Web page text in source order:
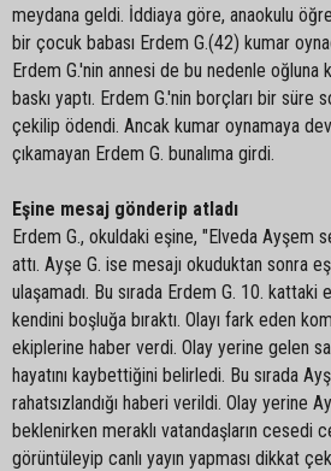
meydana geldi. İddiaya göre, anaokulu
bir çocuk babası Erdem G.(42) kumar
Erdem G.'nin annesi de bu nedenle oğluna
baskı yaptı. Erdem G.'nin borçları bir süre
çekilip ödendi. Ancak kumar oynamaya
çıkamayan Erdem G. bunalıma girdi.
Eşine mesaj gönderip atladı
Erdem G., okuldaki eşine, "Elveda Ayşem
attı. Ayşe G. ise mesajı okuduktan sonra
ulaşamadı. Bu sırada Erdem G. 10. kattaki
kendini boşluğa bıraktı. Olayı fark eden
ekiplerine haber verdi. Olay yerine gelen
hayatını kaybettiğini belirledi. Bu sırada
rahatsızlandığı haberi verildi. Olay yerine
beklenirken meraklı vatandaşların cesedi
görüntüleyip canlı yayın yapması dikkat